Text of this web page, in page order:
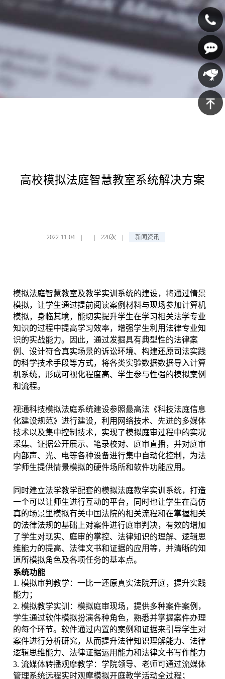
高校模拟法庭智慧教室系统解决方案
2022-11-04 | | 220次 | 新闻资讯
模拟法庭智慧教室及教学实训系统的建设，将通过情景
模拟，让学生通过提前阅读案例材料与现场参加计算机
模拟，身临其境，能切实提升学生在学习相关法学专业
知识的过程中提高学习效率，增强学生利用法律专业知
识的实战能力。因此，通过发掘具有典型性的法律案
例、设计符合真实场景的诉讼环境、构建还原司法实践
的科学技术手段等方式，将各类实验数据数据导入计算
机系统，形成可视化程度高、学生参与性强的模拟案例
和流程。
视通科技模拟法庭系统建设参照最高法《科技法庭信息
化建设规范》进行建设，利用网络技术、先进的多媒体
技术以及集中控制技术，实现了模拟庭审过程中的实况
采集、证据公开展示、笔录校对、庭审直播，并对庭审
内部声、光、电等各种设备进行集中自动化控制，为法
学师生提供情景模拟的硬件场所和软件功能应用。
同时建立法学教学配套的模拟法庭教学实训系统，打造
一个可以让师生进行互动的平台，同时也让学生在高仿
真的场景里模拟有关中国法院的相关流程和在掌握相关
的法律法规的基础上对案件进行庭审判决，有效的增加
了学生对现实、庭审的掌控、法律知识的理解、逻辑思
维能力的提高、法律文书和证据的应用等，并清晰的知
道所模拟角色及各项任务的基本点。
系统功能
1. 模拟审判教学：一比一还原真实法院开庭，提升实践
能力；
2. 模拟教学实训：模拟庭审现场，提供多种案件案例，
学生通过软件模拟扮演各种角色，熟悉并掌握案件办理
的每个环节。软件通过内置的案例和证据来引导学生对
案件进行分析研究，从而提升法律知识理解能力、法律
逻辑思维能力、法律证据运用能力和法律文书写作能力
3. 流媒体转播观摩教学：学院领导、老师可通过流媒体
管理系统远程实时观摩模拟开庭教学活动全过程；
400-
607-
5688
在线咨
京东商